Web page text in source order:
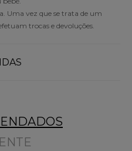
Uma vez que se trata de um
trocas e devoluções.